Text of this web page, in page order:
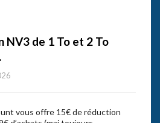
NV3 de 1 To et 2 To
vous offre 15€ de réduction